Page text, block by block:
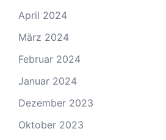
April 2024
März 2024
Februar 2024
Januar 2024
Dezember 2023
Oktober 2023